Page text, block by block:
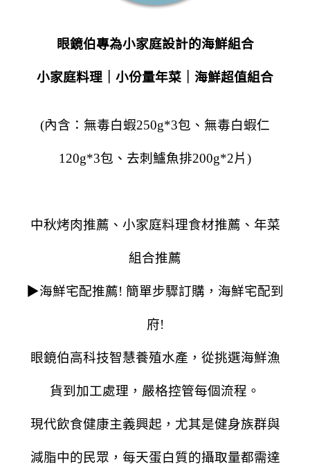
眼鏡伯專為小家庭設計的海鮮組合
小家庭料理｜小份量年菜｜海鮮超值組合
(內含：無毒白蝦250g*3包、無毒白蝦仁
120g*3包、去刺鱸魚排200g*2片)
中秋烤肉推薦、小家庭料理食材推薦、年菜
組合推薦
▶海鮮宅配推薦! 簡單步驟訂購，海鮮宅配到
府!
眼鏡伯高科技智慧養殖水產，從挑選海鮮漁
貨到加工處理，嚴格控管每個流程。
現代飲食健康主義興起，尤其是健身族群與
減脂中的民眾，每天蛋白質的攝取量都需達